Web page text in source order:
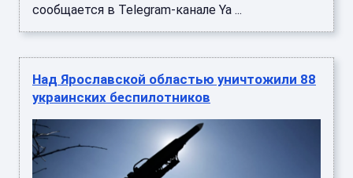
сообщается в Telegram-канале Ya ...
Над Ярославской областью уничтожили 88
украинских беспилотников